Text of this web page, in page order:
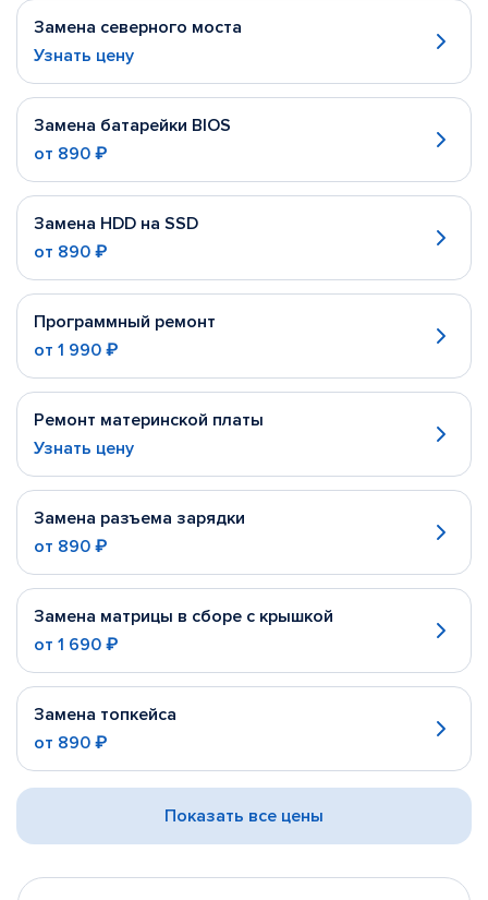
Замена северного моста
Узнать цену
Замена батарейки BIOS
от 890 ₽
Замена HDD на SSD
от 890 ₽
Программный ремонт
от 1 990 ₽
Ремонт материнской платы
Узнать цену
Замена разъема зарядки
от 890 ₽
Замена матрицы в сборе с крышкой
от 1 690 ₽
Замена топкейса
от 890 ₽
Показать все цены